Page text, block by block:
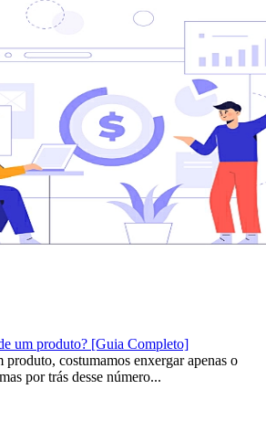
um produto? [Guia Completo]
costumamos enxergar apenas o
por trás desse número...